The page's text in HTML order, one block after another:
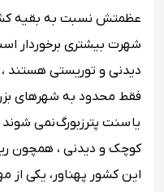
عظمتش نسبت به بقیه
شهرت بیشتری برخوردار
دیدنی و توریستی هستند
فقط محدود به شهرهای
یاسنت پترزبورگ نمی
کوچک و دیدنی ، همچون
این کشور پهناور، یکی